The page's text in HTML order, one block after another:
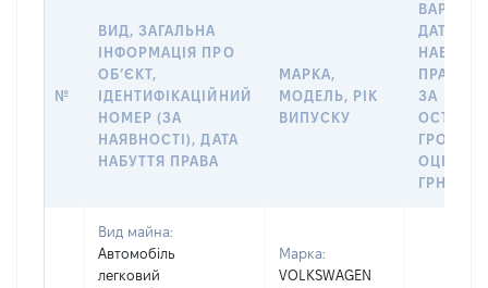
№
ВИД, ЗАГАЛЬНА
ІНФОРМАЦІЯ ПРО
ОБʼЄКТ,
ІДЕНТИФІКАЦІЙНИЙ
НОМЕР (ЗА
НАЯВНОСТІ), ДАТА
НАБУТТЯ ПРАВА
МАРКА,
МОДЕЛЬ, РІК
ВИПУСКУ
ДАТУ
НАБУТТЯ
ПРАВА
ЗА
ГРН
Вид майна:
Автомобіль
легковий
Марка:
VOLKSWAGEN